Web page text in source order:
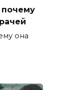
почему
она